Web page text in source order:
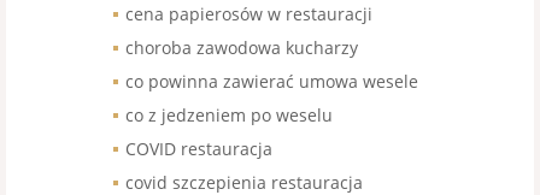
cena papierosów w restauracji
choroba zawodowa kucharzy
co powinna zawierać umowa wesele
co z jedzeniem po weselu
COVID restauracja
covid szczepienia restauracja